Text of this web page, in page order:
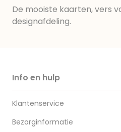
De mooiste kaarten, vers
designafdeling.
Info en hulp
Klantenservice
Bezorginformatie